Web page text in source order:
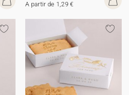
A partir de 1,29 €